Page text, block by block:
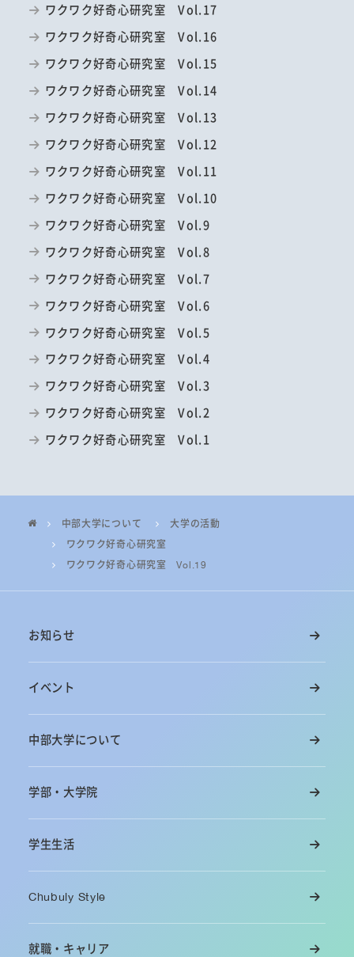
ワクワク好奇心研究室 Vol.17
ワクワク好奇心研究室 Vol.16
ワクワク好奇心研究室 Vol.15
ワクワク好奇心研究室 Vol.14
ワクワク好奇心研究室 Vol.13
ワクワク好奇心研究室 Vol.12
ワクワク好奇心研究室 Vol.11
ワクワク好奇心研究室 Vol.10
ワクワク好奇心研究室 Vol.9
ワクワク好奇心研究室 Vol.8
ワクワク好奇心研究室 Vol.7
ワクワク好奇心研究室 Vol.6
ワクワク好奇心研究室 Vol.5
ワクワク好奇心研究室 Vol.4
ワクワク好奇心研究室 Vol.3
ワクワク好奇心研究室 Vol.2
ワクワク好奇心研究室 Vol.1
中部大学について
大学の活動
ワクワク好奇心研究室
ワクワク好奇心研究室 Vol.19
お知らせ
イベント
中部大学について
学部・大学院
学生生活
Chubuly Style
就職・キャリア